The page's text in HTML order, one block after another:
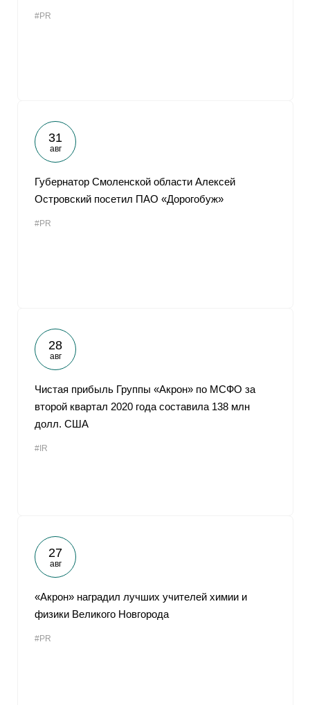
#PR
31
авг
Губернатор Смоленской области Алексей
Островский посетил ПАО «Дорогобуж»
#PR
28
авг
Чистая прибыль Группы «Акрон» по МСФО за
второй квартал 2020 года составила 138 млн
долл. США
#IR
27
авг
«Акрон» наградил лучших учителей химии и
физики Великого Новгорода
#PR